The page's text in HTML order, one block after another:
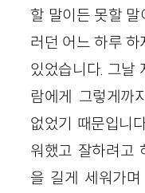
할 말이든 못할
러던 어느 하루
있었습니다. 그날
람에게 그렇게까
없었기 때문입니
워했고 잘하려고
을 길게 세워가